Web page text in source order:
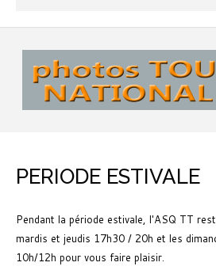
PERIODE ESTIVALE
Pendant la période estivale, l'ASQ TT
mardis et jeudis 17h30 / 20h et les
10h/12h pour vous faire plaisir.